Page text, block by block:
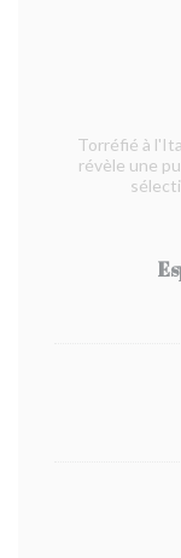
Torréfié à
révèle une